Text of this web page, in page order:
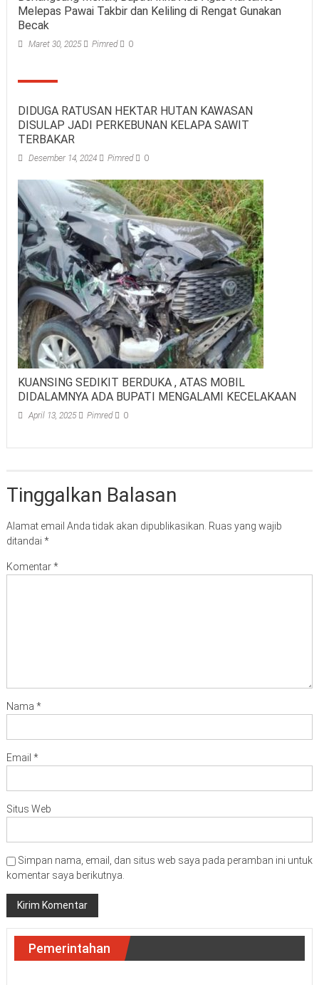
Melepas Pawai Takbir dan Keliling di Rengat Gunakan
Becak
Maret 30, 2025 Pimred 0
DIDUGA RATUSAN HEKTAR HUTAN KAWASAN
DISULAP JADI PERKEBUNAN KELAPA SAWIT
TERBAKAR
Desember 14, 2024 Pimred 0
KUANSING SEDIKIT BERDUKA , ATAS MOBIL
DIDALAMNYA ADA BUPATI MENGALAMI KECELAKAAN
April 13, 2025 Pimred 0
Tinggalkan Balasan
Alamat email Anda tidak akan dipublikasikan. Ruas yang wajib
ditandai *
Komentar*
Nama *
Email *
Situs Web
Simpan nama, email, dan situs web saya pada peramban ini untuk
komentar saya berikutnya.
Pemerintahan